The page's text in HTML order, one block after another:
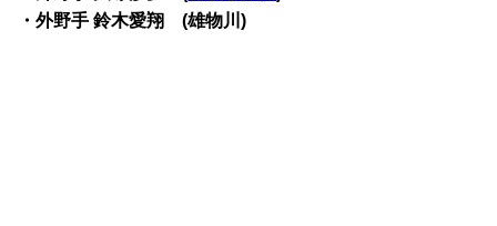
・外野手 鈴木愛翔 (雄物川)